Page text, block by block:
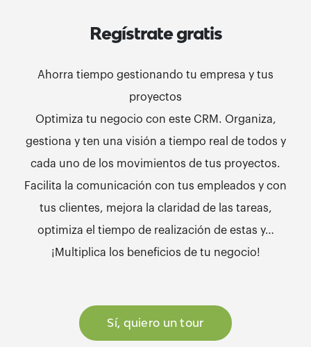
Regístrate gratis
Ahorra tiempo gestionando tu empresa y tus
proyectos
Optimiza tu negocio con este CRM. Organiza,
gestiona y ten una visión a tiempo real de todos y
cada uno de los movimientos de tus proyectos.
Facilita la comunicación con tus empleados y con
tus clientes, mejora la claridad de las tareas,
optimiza el tiempo de realización de estas y…
¡Multiplica los beneficios de tu negocio!
Sí, quiero un tour